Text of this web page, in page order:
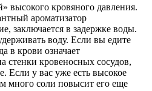
высокого кровяного давления.
ароматизатор
заключается в задержке воды.
воду. Если вы едите
в крови означает
стенки кровеносных сосудов,
Если у вас уже есть высокое
много соли повысит его еще